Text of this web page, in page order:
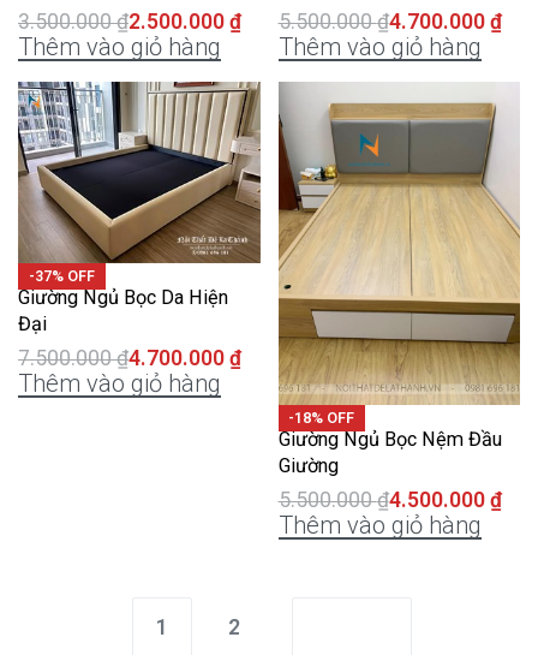
3.500.000₫2.500.000 ₫
Thêm vào giỏ hàng
5.500.000₫4.700.000 ₫
Thêm vào giỏ hàng
-37% OFF
Giường Ngủ Bọc Da Hiện
Đại
7.500.000₫4.700.000 ₫
Thêm vào giỏ hàng
-18% OFF
Giường Ngủ Bọc Nệm Đầu
Giường
5.500.000₫4.500.000 ₫
Thêm vào giỏ hàng
1 2